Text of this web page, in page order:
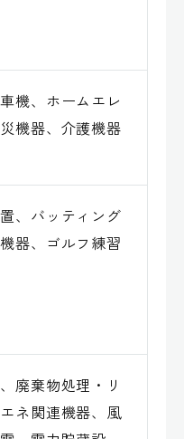
機、ホームエレ
機器、介護機器
、バッティング
器、ゴルフ練習
廃棄物処理・リ
ネ関連機器、風